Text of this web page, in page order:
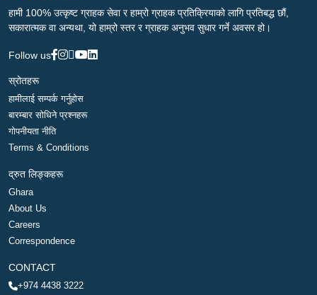
हामी 100% उत्कृष्ट ग्राहक सेवा र हाम्रो ग्राहक प्रतिक्रियाको लागि प्रतिबद्ध छौं,
सकारात्मक वा अन्यथा, यो हाम्रो स्तर र ग्राहक अनुभव सुधार गर्ने अवसर हो।
Follow us
स्रोतहरू
हामीलाई सम्पर्क गर्नुहोस
बारम्बार सोधिने प्रश्नहरू
गोपनीयता नीति
Terms & Conditions
द्रुत लिङ्कहरू
Ghara
About Us
Careers
Correspondence
CONTACT
+974 4438 3222